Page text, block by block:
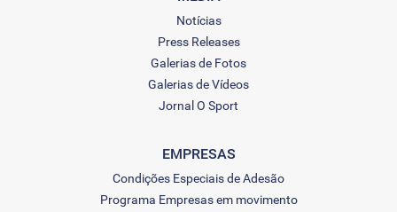
Notícias
Press Releases
Galerias de Fotos
Galerias de Vídeos
Jornal O Sport
EMPRESAS
Condições Especiais de Adesão
Programa Empresas em movimento